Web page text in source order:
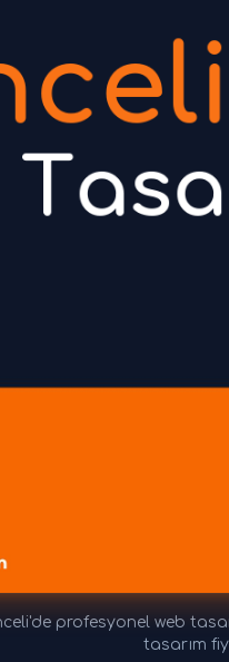
profesyonel web
tasarım